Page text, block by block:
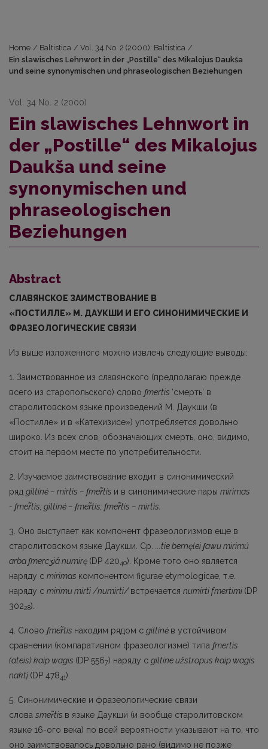
Home / Baltistica / Vol. 34 No. 2 (2000): Baltistica /
Ein slawisches Lehnwort in der „Postille“ des Mikalojus Daukša
und seine synonymischen und phraseologischen Beziehungen
Vol. 34 No. 2 (2000)
Ein slawisches Lehnwort in
der „Postille“ des Mikalojus
Daukša und seine
synonymischen und
phraseologischen
Beziehungen
Abstract
СЛАВЯНСКОЕ ЗАИМСТВОВАНИЕ В
«ПОСТИЛЛЕ» M. ДАУКШИ И ЕГО СИНОНИМИЧЕСКИЕ И
ФРАЗЕОЛОГИЧЕСКИЕ СВЯЗИ
Из выше изложенного можно извлечь следующие выводы:
1. Заимствованное из славянского (предполагаю прежде
всего из старопольского) слово ʃmertis ‘смерть’ в
старолитовском языке произведений М. Даукши (в
«Постилле» и в «Катехизисе») упо­требляется довольно
широко. Из всех слов, обозначающих смерть, оно, видимо,
стоит на первом месте по употребительности.
2. Изучаемое заимствование входит в синонимический
ряд gìltinė – mirtìs – ʃmertis и в синони­мические пары mirìmas
- ʃmertis; gìltinė – ʃmertis; ʃmertis – mirtis
3. Оно выступает как компонент фразеологизмов еще в
старолитовском языке Даукши. Ср.
...tie bernęlei ʃawumirimú
arba ʃmercʒiânumirę (DP 42040). Кроме того оно является
наряду с mirìmas компонентом figurae etymologicae, т.е.
наряду с mirimu mirti /numirti/встречается numir­ti fmertimi (DP
30228).
4. Слово ʃmer̃tis находим рядом с giltinė в устойчивом
сравнении (компаративном фразеоло­гизме) типа ʃmertis
(ateis) kaip wagis (DP 5567) наряду c giltine užstropus kaip wagis
naktį (DP 47841).
5. Синонимические и фразеологические связи
слова smertis в языке Даукши (и вообще старо­литовском
языке 16-ого века) по всей вероятности указывают на то, что
оно заимствовалось довольно рано (видимо не позже